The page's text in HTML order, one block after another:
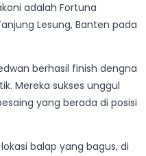
adalah Fortuna
Lesung, Banten pada
berhasil finish dengna
Mereka sukses unggul
yang berada di posisi
balap yang bagus, di